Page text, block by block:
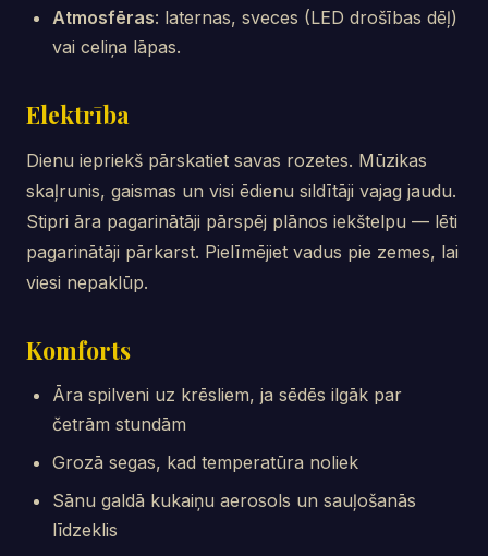
Atmosfēras: laternas, sveces (LED drošības dēļ)
vai celiņa lāpas.
Elektrība
Dienu iepriekš pārskatiet savas rozetes. Mūzikas
skaļrunis, gaismas un visi ēdienu sildītāji vajag jaudu.
Stipri āra pagarinātāji pārspēj plānos iekštelpu — lēti
pagarinātāji pārkarst. Pielīmējiet vadus pie zemes, lai
viesi nepaklūp.
Komforts
Āra spilveni uz krēsliem, ja sēdēs ilgāk par
četrām stundām
Grozā segas, kad temperatūra noliek
Sānu galdā kukaiņu aerosols un sauļošanās
līdzeklis